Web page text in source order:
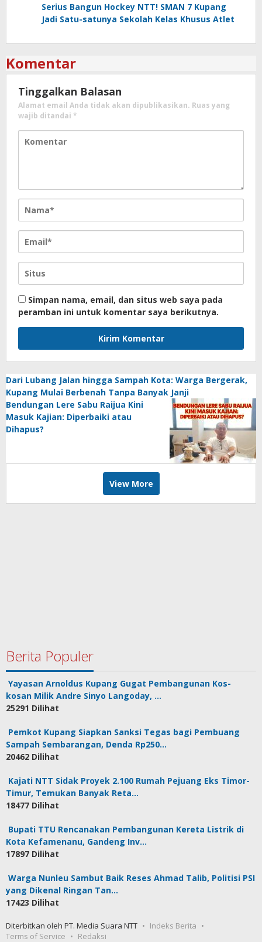
Serius Bangun Hockey NTT! SMAN 7 Kupang
Jadi Satu-satunya Sekolah Kelas Khusus Atlet
Komentar
Tinggalkan Balasan
Alamat email Anda tidak akan dipublikasikan. Ruas yang
wajib ditandai *
Simpan nama, email, dan situs web saya pada
peramban ini untuk komentar saya berikutnya.
Dari Lubang Jalan hingga Sampah Kota: Warga Bergerak,
Kupang Mulai Berbenah Tanpa Banyak Janji
Bendungan Lere Sabu Raijua Kini
Masuk Kajian: Diperbaiki atau
Dihapus?
View More
Berita Populer
Yayasan Arnoldus Kupang Gugat Pembangunan Kos-
kosan Milik Andre Sinyo Langoday, …
25291 Dilihat
Pemkot Kupang Siapkan Sanksi Tegas bagi Pembuang
Sampah Sembarangan, Denda Rp250…
20462 Dilihat
Kajati NTT Sidak Proyek 2.100 Rumah Pejuang Eks Timor-
Timur, Temukan Banyak Reta…
18477 Dilihat
Bupati TTU Rencanakan Pembangunan Kereta Listrik di
Kota Kefamenanu, Gandeng Inv…
17897 Dilihat
Warga Nunleu Sambut Baik Reses Ahmad Talib, Politisi PSI
yang Dikenal Ringan Tan…
17423 Dilihat
Diterbitkan oleh PT. Media Suara NTT
Indeks Berita
Terms of Service
Redaksi